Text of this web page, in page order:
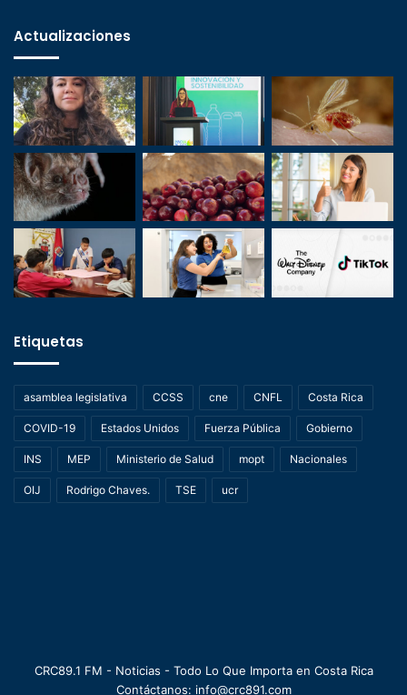
Actualizaciones
Etiquetas
asamblea legislativa CCSS cne CNFL Costa Rica
COVID-19 Estados Unidos Fuerza Pública Gobierno
INS MEP Ministerio de Salud mopt Nacionales
OIJ Rodrigo Chaves. TSE ucr
CRC89.1 FM - Noticias - Todo Lo Que Importa en Costa Rica
Contáctanos: info@crc891.com